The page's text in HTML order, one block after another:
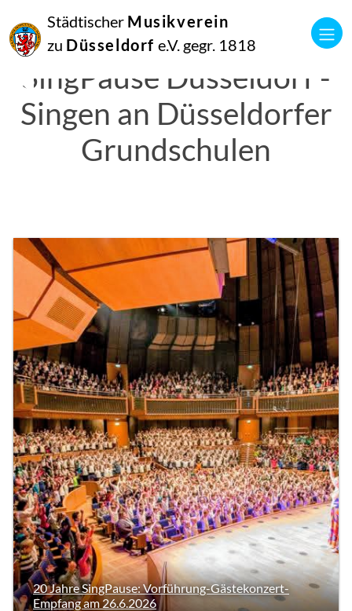
Städtischer Musikverein
zu Düsseldorf e.V. gegr. 1818
SingPause Düsseldorf -
Singen an Düsseldorfer
Grundschulen
20 Jahre SingPause: Vorführung-Gästekonzert-
Empfang am 26.6.2026